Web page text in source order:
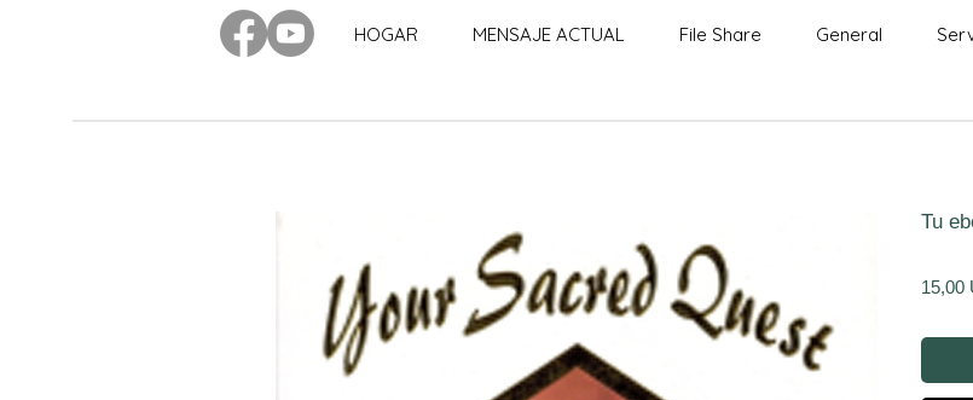
HOGAR MENSAJE ACTUAL File Share General
Tu
15,00